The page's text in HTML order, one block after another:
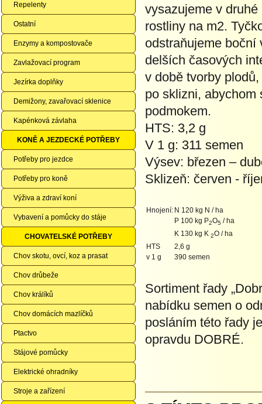
Repelenty
Ostatní
Enzymy a kompostovače
Zavlažovací program
Jezírka doplňky
Demižony, zavařovací sklenice
Kapénková závlaha
KONĚ A JEZDECKÉ POTŘEBY
Potřeby pro jezdce
Potřeby pro koně
Výživa a zdraví koní
Vybavení a pomůcky do stáje
CHOVATELSKÉ POTŘEBY
Chov skotu, ovcí, koz a prasat
Chov drůbeže
Chov králíků
Chov domácích mazlíčků
Ptactvo
Stájové pomůcky
Elektrické ohradníky
Stroje a zařízení
vysazujeme v
rostliny na m2.
odstraňujeme
delších časových
v době tvorby
po sklizni,
podmokem.
HTS: 3,2 g
V 1 g: 311 semen
Výsev: březen –
Sklizeň: červen -
Hnojení: N 120 kg N / ha
P 100 kg P2O5 / ha
K 130 kg K 2O / ha
HTS
2,6 g
v 1 g
390 semen
Sortiment řady
nabídku semen o
posláním této řady
opravdu DOBRÉ.